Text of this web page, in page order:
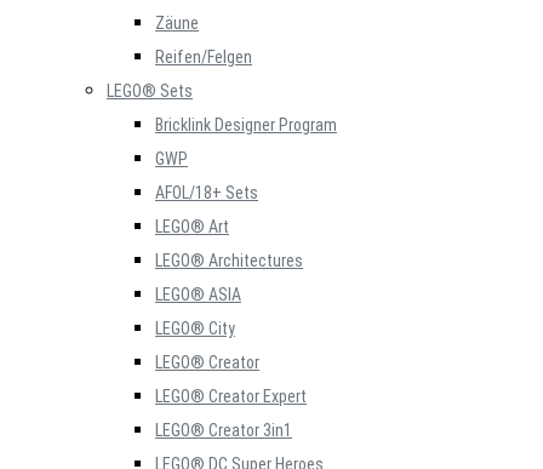
Zäune
Reifen/Felgen
LEGO® Sets
Bricklink Designer Program
GWP
AFOL/18+ Sets
LEGO® Art
LEGO® Architectures
LEGO® ASIA
LEGO® City
LEGO® Creator
LEGO® Creator Expert
LEGO® Creator 3in1
LEGO® DC Super Heroes